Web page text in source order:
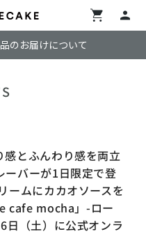
のお届けについて
感とふんわり感を両立
ーバーが1日限定で登
ームにカカオソースを
cafe mocha」-ロー
日（土）に公式オンラ